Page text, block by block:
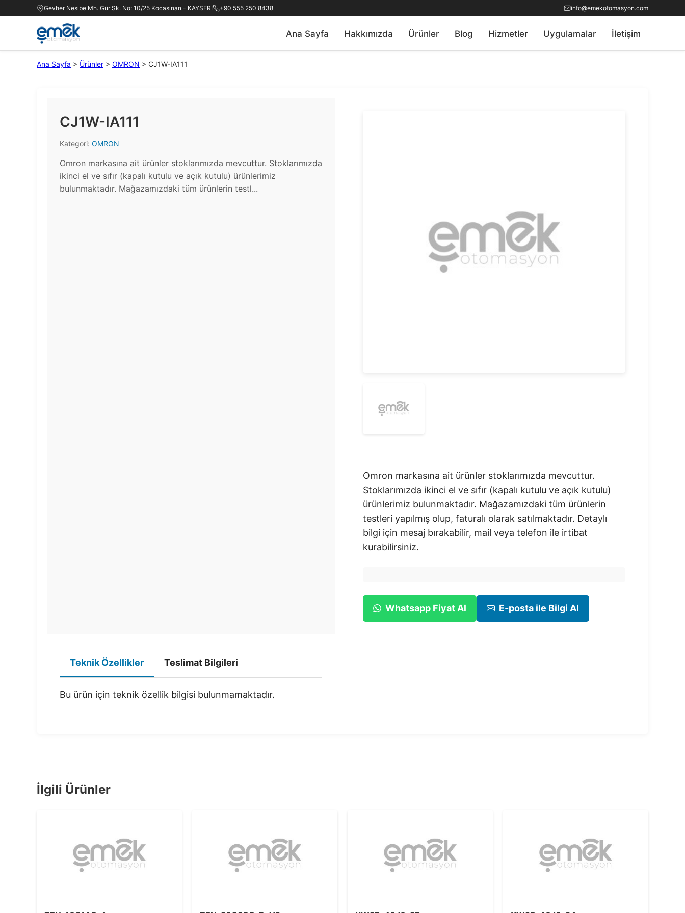
Gevher Nesibe Mh. Gür Sk. No: 10/25 Kocasinan - KAYSERİ +90 555 250 8438 info@emekotomasyon.com
Ana Sayfa Hakkımızda Ürünler Blog Hizmetler Uygulamalar İletişim
Ana Sayfa > Ürünler > OMRON > CJ1W-IA111
CJ1W-IA111
Kategori: OMRON
Omron markasına ait ürünler stoklarımızda mevcuttur. Stoklarımızda
ikinci el ve sıfır (kapalı kutulu ve açık kutulu) ürünlerimiz
bulunmaktadır.​ Mağazamızdaki tüm ürünlerin testl...
Omron markasına ait ürünler stoklarımızda mevcuttur.
Stoklarımızda ikinci el ve sıfır (kapalı kutulu ve açık kutulu)
ürünlerimiz bulunmaktadır.​ Mağazamızdaki tüm ürünlerin
testleri yapılmış olup, faturalı olarak satılmaktadır. Detaylı
bilgi için mesaj bırakabilir, mail veya telefon ile irtibat
kurabilirsiniz.
Whatsapp Fiyat Al E-posta ile Bilgi Al
Teknik Özellikler Teslimat Bilgileri
Bu ürün için teknik özellik bilgisi bulunmamaktadır.
İlgili Ürünler